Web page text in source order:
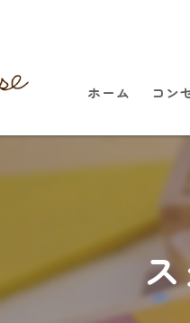
ホーム コン